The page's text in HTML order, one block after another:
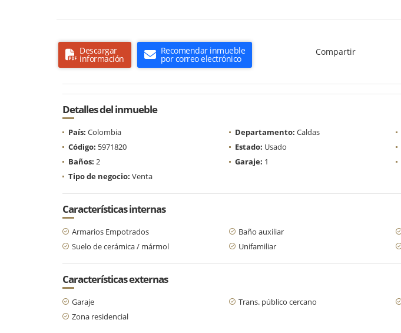
Descargar
información
Recomendar inmueble
por correo electrónico
Compartir
Detalles del inmueble
País: Colombia Departamento: Caldas
Código: 5971820 Estado: Usado
Baños: 2 Garaje: 1
Tipo de negocio: Venta
Características internas
Armarios Empotrados Baño auxiliar
Suelo de cerámica / mármol
Unifamiliar
Características externas
Garaje Trans. público cercano
Zona residencial